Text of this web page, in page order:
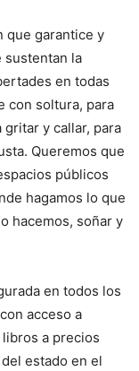
que garantice y
sustentan la
en todas
con soltura, para
y callar, para
Queremos que
públicos
hagamos lo que
hacemos, soñar y
en todos los
acceso a
a precios
estado en el